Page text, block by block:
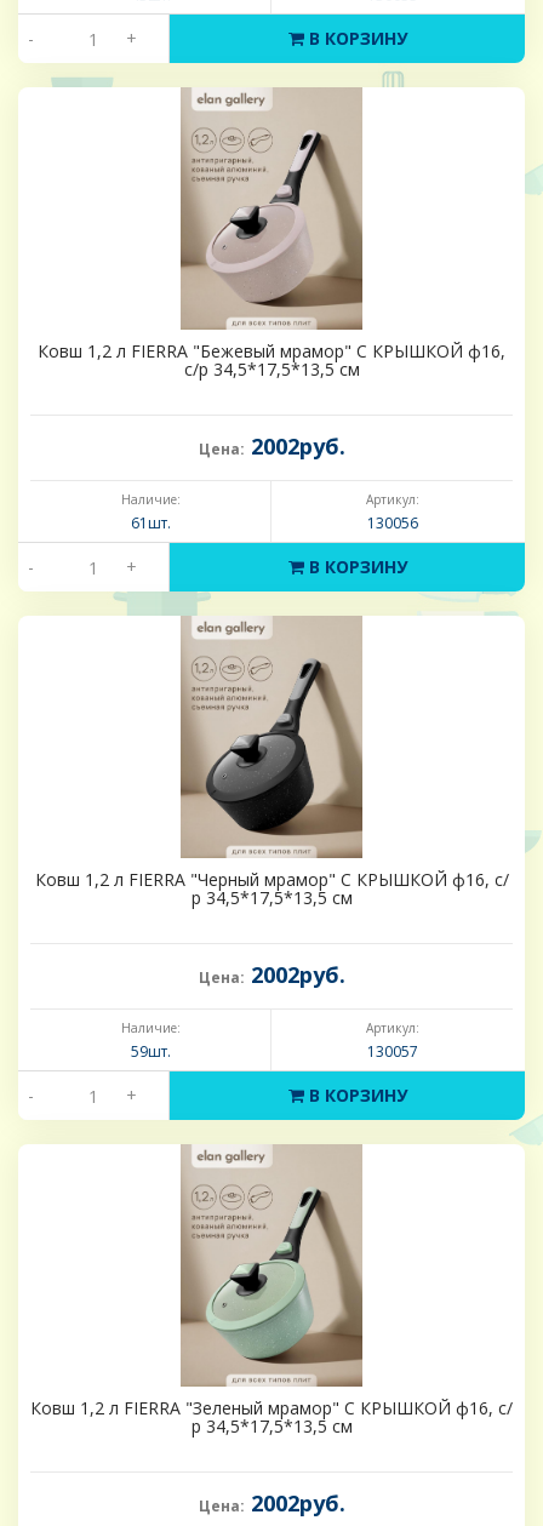
- + В КОРЗИНУ
Ковш 1,2 л FIERRA "Бежевый мрамор" С КРЫШКОЙ ф16,
с/р 34,5*17,5*13,5 см
Цена: 2002руб.
Наличие:
61шт.
Артикул:
130056
- + В КОРЗИНУ
Ковш 1,2 л FIERRA "Черный мрамор" С КРЫШКОЙ ф16, с/
р 34,5*17,5*13,5 см
Цена: 2002руб.
Наличие:
59шт.
Артикул:
130057
- + В КОРЗИНУ
Ковш 1,2 л FIERRA "Зеленый мрамор" С КРЫШКОЙ ф16, с/
р 34,5*17,5*13,5 см
Цена: 2002руб.